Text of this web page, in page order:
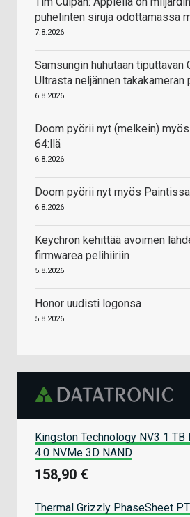
puhelinten siruja odottamassa
7.8.2026
Samsungin huhutaan tiputtavan
Ultrasta neljännen takakameran
6.8.2026
Doom pyörii nyt (melkein)
64:llä
6.8.2026
Doom pyörii nyt myös Paintissa
6.8.2026
Keychron kehittää avoimen
firmwarea pelihiiriin
5.8.2026
Honor uudisti logonsa
5.8.2026
Kingston Technology NV3 1 TB
4.0 NVMe 3D NAND
158,90 €
Thermal Grizzly PhaseSheet